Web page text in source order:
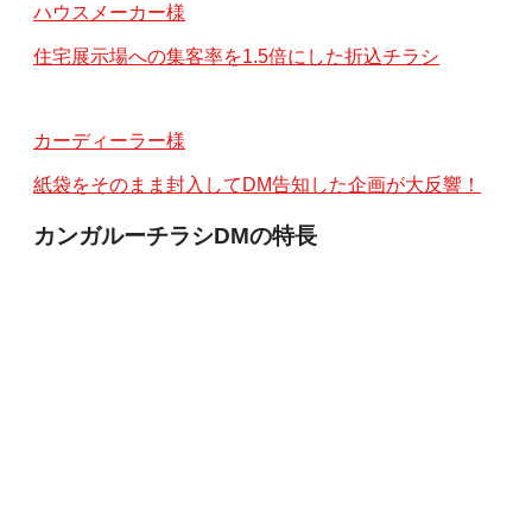
ハウスメーカー様
住宅展示場への集客率を1.5倍にした折込チラシ
カーディーラー様
紙袋をそのまま封入してDM告知した企画が大反響！
カンガルーチラシDMの特長